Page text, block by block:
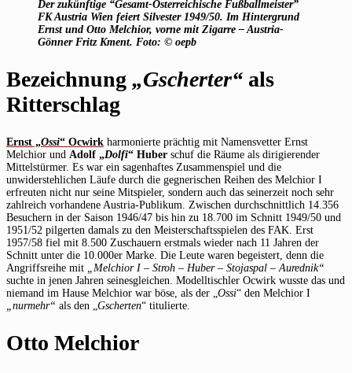
Der zukünftige “Gesamt-Österreichische Fußballmeister”
FK Austria Wien feiert Silvester 1949/50. Im Hintergrund
Ernst und Otto Melchior, vorne mit Zigarre – Austria-
Gönner Fritz Kment. Foto: © oepb
Bezeichnung „Gscherter“ als
Ritterschlag
Ernst „Ossi“ Ocwirk harmonierte prächtig mit Namensvetter Ernst
Melchior und Adolf „Dolfi“ Huber schuf die Räume als dirigierender
Mittelstürmer. Es war ein sagenhaftes Zusammenspiel und die
unwiderstehlichen Läufe durch die gegnerischen Reihen des Melchior I
erfreuten nicht nur seine Mitspieler, sondern auch das seinerzeit noch sehr
zahlreich vorhandene Austria-Publikum. Zwischen durchschnittlich 14.356
Besuchern in der Saison 1946/47 bis hin zu 18.700 im Schnitt 1949/50 und
1951/52 pilgerten damals zu den Meisterschaftsspielen des FAK. Erst
1957/58 fiel mit 8.500 Zuschauern erstmals wieder nach 11 Jahren der
Schnitt unter die 10.000er Marke. Die Leute waren begeistert, denn die
Angriffsreihe mit
„Melchior I – Stroh – Huber – Stojaspal – Aurednik“
suchte in jenen Jahren seinesgleichen. Modelltischler Ocwirk wusste das und
niemand im Hause Melchior war böse, als der „ Ossi“ den Melchior I
„nurmehr“ als den „ Gscherten“ titulierte.
Otto Melchior